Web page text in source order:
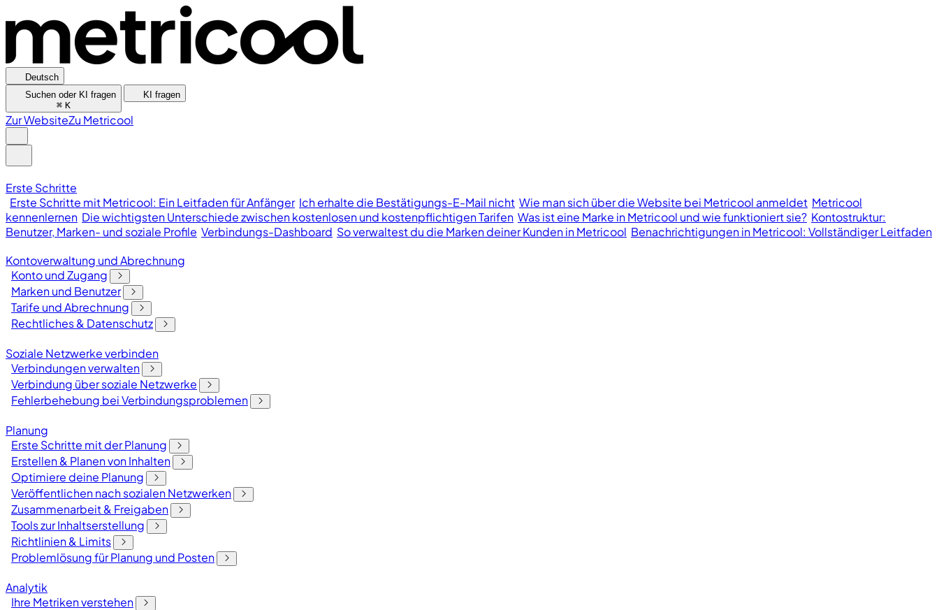
Deutsch
Suchen oder KI fragen
⌘ K
KI fragen
Zur WebsiteZu Metricool
Erste Schritte
Erste Schritte mit Metricool: Ein Leitfaden für Anfänger Ich erhalte die Bestätigungs-E-Mail nicht Wie man sich über die Website bei Metricool anmeldet Metricool
kennenlernen Die wichtigsten Unterschiede zwischen kostenlosen und kostenpflichtigen Tarifen Was ist eine Marke in Metricool und wie funktioniert sie? Kontostruktur:
Benutzer, Marken- und soziale Profile Verbindungs-Dashboard So verwaltest du die Marken deiner Kunden in Metricool Benachrichtigungen in Metricool: Vollständiger Leitfaden
Kontoverwaltung und Abrechnung
Konto und Zugang
Marken und Benutzer
Tarife und Abrechnung
Rechtliches & Datenschutz
Soziale Netzwerke verbinden
Verbindungen verwalten
Verbindung über soziale Netzwerke
Fehlerbehebung bei Verbindungsproblemen
Planung
Erste Schritte mit der Planung
Erstellen & Planen von Inhalten
Optimiere deine Planung
Veröffentlichen nach sozialen Netzwerken
Zusammenarbeit & Freigaben
Tools zur Inhaltserstellung
Richtlinien & Limits
Problemlösung für Planung und Posten
Analytik
Ihre Metriken verstehen